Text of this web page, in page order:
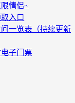
情侣~
入口
一览表（持续更新
子门票